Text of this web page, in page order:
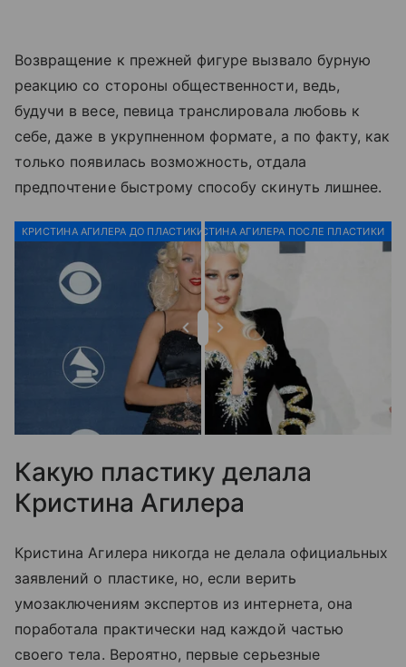
Возвращение к прежней фигуре вызвало бурную
реакцию со стороны общественности, ведь,
будучи в весе, певица транслировала любовь к
себе, даже в укрупненном формате, а по факту, как
только появилась возможность, отдала
предпочтение быстрому способу скинуть лишнее.
КРИСТИНА АГИЛЕРА ДО ПЛАСТИКИКРИСТИНА АГИЛЕРА ПОСЛЕ ПЛАСТИКИ
Какую пластику делала
Кристина Агилера
Кристина Агилера никогда не делала официальных
заявлений о пластике, но, если верить
умозаключениям экспертов из интернета, она
поработала практически над каждой частью
своего тела. Вероятно, первые серьезные